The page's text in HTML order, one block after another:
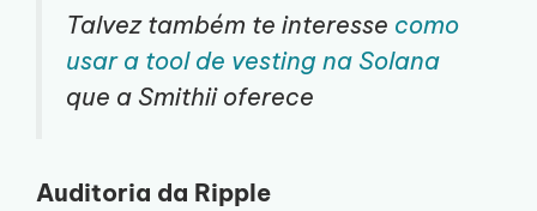
Talvez também te interesse como
usar a tool de vesting na Solana
que a Smithii oferece
Auditoria da Ripple